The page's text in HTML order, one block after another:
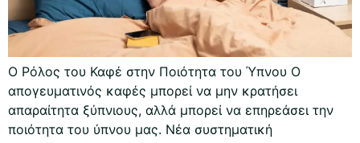
Ο Ρόλος του Καφέ στην Ποιότητα του Ύπνου Ο
απογευματινός καφές μπορεί να μην κρατήσει
απαραίτητα ξύπνιους, αλλά μπορεί να επηρεάσει την
ποιότητα του ύπνου μας. Νέα συστηματική